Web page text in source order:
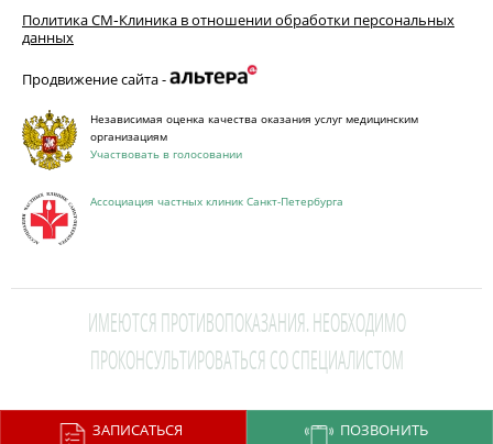
ЗАПИСАТЬСЯ
ПОЗВОНИТЬ
Политика СМ‑Клиника в отношении обработки персональных
данных
Продвижение сайта -
Независимая оценка качества оказания услуг медицинским
организациям
Участвовать в голосовании
Ассоциация частных клиник Санкт-Петербурга
ИМЕЮТСЯ ПРОТИВОПОКАЗАНИЯ. НЕОБХОДИМО
ПРОКОНСУЛЬТИРОВАТЬСЯ СО СПЕЦИАЛИСТОМ
This site is protected by reCAPTCHA and the Google
Terms of Service
apply.